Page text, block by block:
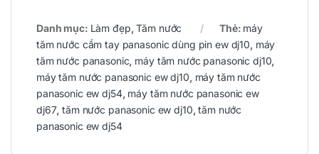
Danh mục: Làm đẹp,Tăm nước Thẻ: máy
tăm nước cầm tay panasonic dùng pin ew dj10, máy
tăm nước panasonic, máy tăm nước panasonic dj10,
máy tăm nước panasonic ew dj10, máy tăm nước
panasonic ew dj54, máy tăm nước panasonic ew
dj67,tăm nước panasonic ew dj10,tăm nước
panasonic ew dj54